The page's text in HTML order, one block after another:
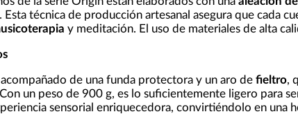
técnica de producción artesanal asegura que cada
y meditación. El uso de materiales de alta
de una funda protectora y un aro de fieltro,
un peso de 900 g, es lo suficientemente ligero para
sensorial enriquecedora, convirtiéndolo en una